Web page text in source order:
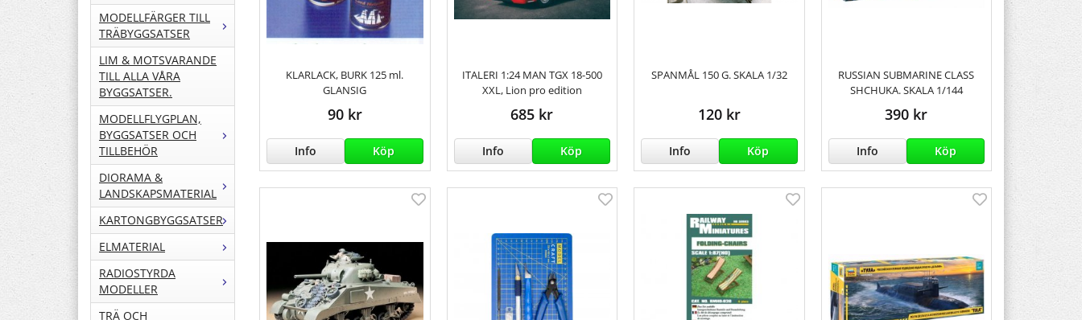
MODELLFÄRGER TILL
TRÄBYGGSATSER
LIM & MOTSVARANDE
TILL ALLA VÅRA
BYGGSATSER.
MODELLFLYGPLAN,
BYGGSATSER OCH
TILLBEHÖR
DIORAMA &
LANDSKAPSMATERIAL
KARTONGBYGGSATSER
ELMATERIAL
RADIOSTYRDA
MODELLER
TRÄ OCH
KLARLACK, BURK 125 ml.
GLANSIG
90 kr
Info Köp
ITALERI 1:24 MAN TGX 18-500
XXL, Lion pro edition
685 kr
Info Köp
SPANMÅL 150 G. SKALA 1/32
120 kr
Info Köp
RUSSIAN SUBMARINE CLASS
SHCHUKA. SKALA 1/144
390 kr
Info Köp